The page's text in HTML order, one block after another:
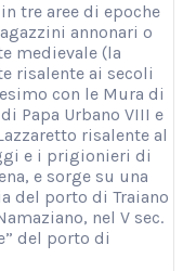
tre aree di epoche
annonari o
medievale (la
risalente ai secoli
con le Mura di
Papa Urbano VIII e
risalente al
e i prigionieri di
e sorge su una
del porto di Traiano
nel V sec.
del porto di